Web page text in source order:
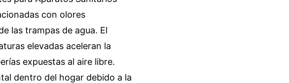
con olores
las trampas de agua. El
elevadas aceleran la
expuestas al aire libre.
dentro del hogar debido a la